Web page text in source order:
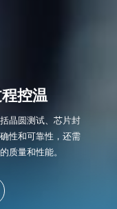
控温
晶圆测试、芯片封
性和可靠性，还需
质量和性能。